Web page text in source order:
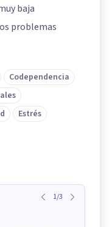
baja
problemas
Codependencia
Estrés
1/3